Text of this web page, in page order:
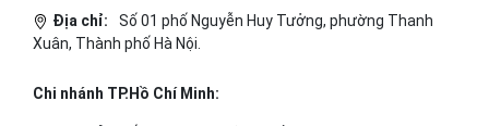
Địa chỉ:
Số 01 phố Nguyễn Huy Tưởng, phường Thanh
Xuân, Thành phố Hà Nội.
Chi nhánh TP.Hồ Chí Minh: